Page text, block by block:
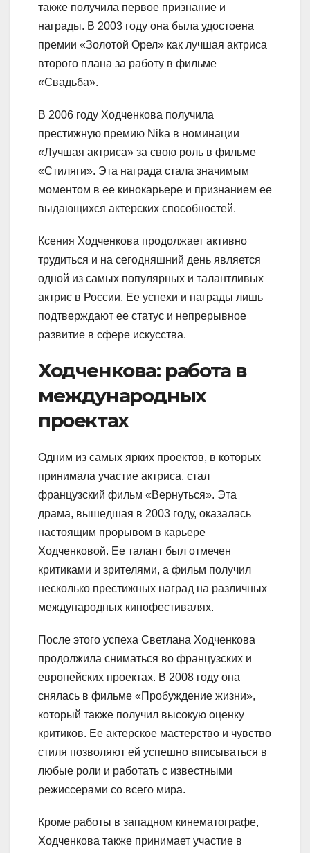
также получила первое признание и
награды. В 2003 году она была удостоена
премии «Золотой Орел» как лучшая актриса
второго плана за работу в фильме
«Свадьба».
В 2006 году Ходченкова получила
престижную премию Nika в номинации
«Лучшая актриса» за свою роль в фильме
«Стиляги». Эта награда стала значимым
моментом в ее кинокарьере и признанием ее
выдающихся актерских способностей.
Ксения Ходченкова продолжает активно
трудиться и на сегодняшний день является
одной из самых популярных и талантливых
актрис в России. Ее успехи и награды лишь
подтверждают ее статус и непрерывное
развитие в сфере искусства.
Ходченкова: работа в
международных
проектах
Одним из самых ярких проектов, в которых
принимала участие актриса, стал
французский фильм «Вернуться». Эта
драма, вышедшая в 2003 году, оказалась
настоящим прорывом в карьере
Ходченковой. Ее талант был отмечен
критиками и зрителями, а фильм получил
несколько престижных наград на различных
международных кинофестивалях.
После этого успеха Светлана Ходченкова
продолжила сниматься во французских и
европейских проектах. В 2008 году она
снялась в фильме «Пробуждение жизни»,
который также получил высокую оценку
критиков. Ее актерское мастерство и чувство
стиля позволяют ей успешно вписываться в
любые роли и работать с известными
режиссерами со всего мира.
Кроме работы в западном кинематографе,
Ходченкова также принимает участие в